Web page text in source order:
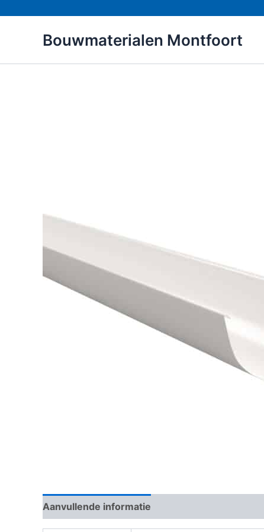
Bouwmaterialen Montfoort
Aanvullende informatie